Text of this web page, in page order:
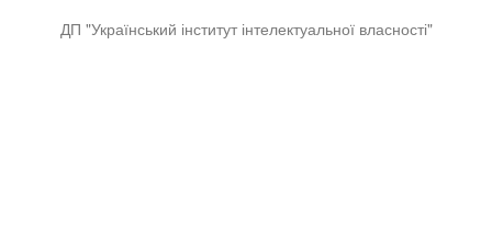
ДП "Український інститут інтелектуальної власності"